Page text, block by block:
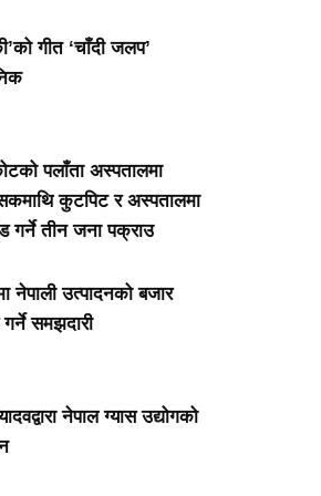
गीत ‘चाँदी जलप’
पलाँता अस्पतालमा
कुटपिट र अस्पतालमा
गर्ने तीन जना पक्राउ
नेपाली उत्पादनको बजार
गर्ने समझदारी
नेपाल ग्यास उद्योगको